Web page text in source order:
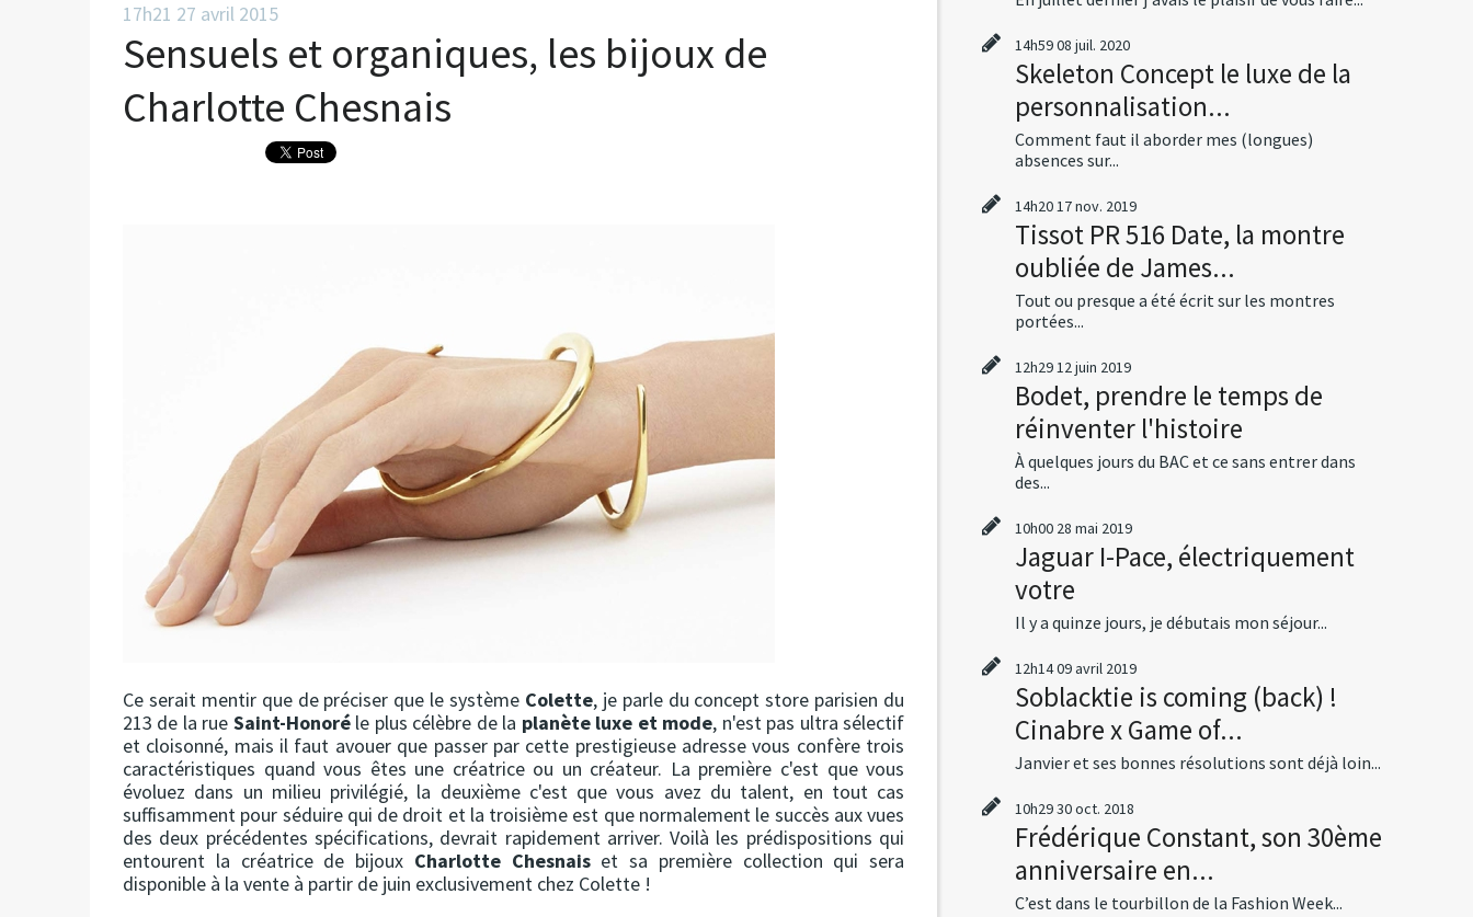
17h21 27 avril 2015
Sensuels et organiques, les bijoux de
Charlotte Chesnais
Ce serait mentir que de préciser que le système Colette, je parle du concept store parisien du
213 de la rue Saint-Honoréle plus célèbre de la planète luxe et mode, n'est pas ultra sélectif
et cloisonné, mais il faut avouer que passer par cette prestigieuse adresse vous confère trois
caractéristiques quand vous êtes une créatrice ou un créateur. La première c'est que vous
évoluez dans un milieu privilégié, la deuxième c'est que vous avez du talent, en tout cas
suffisamment pour séduire qui de droit et la troisième est que normalement le succès aux vues
des deux précédentes spécifications, devrait rapidement arriver. Voilà les prédispositions qui
entourent la créatrice de bijoux Charlotte Chesnaiset sa première collection qui sera
disponible à la vente à partir de juin exclusivement chez Colette !
14h5908 juil. 2020
Skeleton Concept le luxe de la
personnalisation...
Comment faut il aborder mes (longues)
absences sur...
14h2017nov. 2019
Tissot PR 516 Date, la montre
oubliée de James...
Tout ou presque a été écrit sur les montres
portées...
12h2912juin 2019
Bodet, prendre le temps de
réinventer l'histoire
À quelques jours du BAC et ce sans entrer dans
des...
10h00 28 mai 2019
Jaguar I-Pace, électriquement
votre
Il y a quinze jours, je débutais mon séjour...
12h1409avril 2019
Soblacktie is coming (back) !
Cinabre x Game of...
Janvier et ses bonnes résolutions sont déjà loin...
10h2930oct. 2018
Frédérique Constant, son 30ème
anniversaire en...
C’est dans le tourbillon de la Fashion Week...